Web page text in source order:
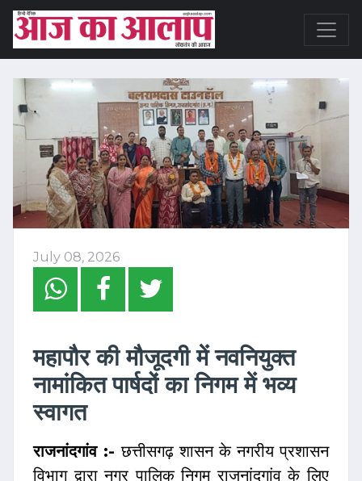
July 08, 2026
महापौर की मौजूदगी में नवनियुक्त
नामांकित पार्षदों का निगम में भव्य
स्वागत
राजनांदगांव :-छत्तीसगढ़ शासन के नगरीय प्रशासन
विभाग द्वारा नगर पालिक निगम राजनांदगांव के लिए